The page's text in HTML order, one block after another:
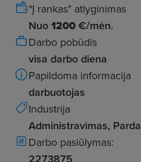
"Į rankas" atlyginimas
Nuo 1200 €/mėn.
Darbo pobūdis
visa darbo diena
Papildoma informacija
darbuotojas
Industrija
Administravimas,
Darbo pasiūlymas:
2273875